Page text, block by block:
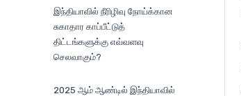
இந்தியாவில் நீரிழிவு நோய்க்கான
சுகாதார காப்பீட்டுத்
திட்டங்களுக்கு எவ்வளவு
செலவாகும்?
2025 ஆம் ஆண்டில் இந்தியாவில்